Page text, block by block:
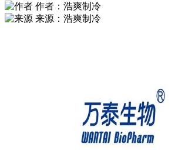
作者：浩爽制冷
来源：浩爽制冷